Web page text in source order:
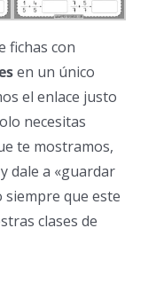
fichas con
en un único
el enlace justo
necesitas
te mostramos,
dale a «guardar
siempre que este
clases de